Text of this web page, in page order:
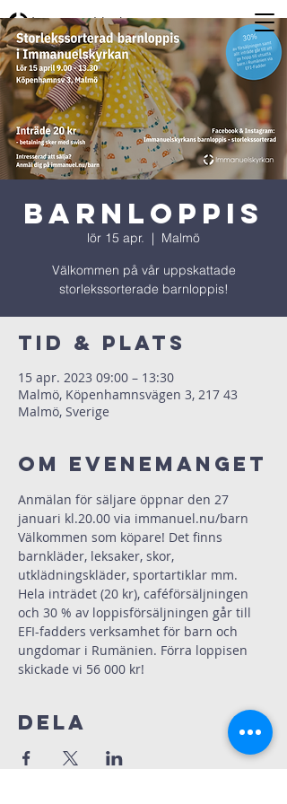
Barnloppis
lör 15 apr.
  |
Malmö
Välkommen på vår uppskattade
storlekssorterade barnloppis!
Tid & Plats
15 apr. 2023 09:00 – 13:30
Malmö, Köpenhamnsvägen 3, 217 43
Malmö, Sverige
Om evenemanget
Anmälan för säljare öppnar den 27
januari kl.20.00 via immanuel.nu/barn
Välkommen som köpare! Det finns
barnkläder, leksaker, skor,
utklädningskläder, sportartiklar mm.
Hela inträdet (20 kr), caféförsäljningen
och 30 % av loppisförsäljningen går till
EFI-fadders verksamhet för barn och
ungdomar i Rumänien. Förra loppisen
skickade vi 56 000 kr!
Dela